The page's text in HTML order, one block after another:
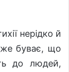
нерідко й
буває, що
до людей,